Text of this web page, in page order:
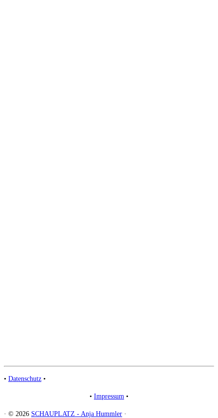
• Datenschutz •
• Impressum •
· © 2026 SCHAUPLATZ - Anja Hummler ·